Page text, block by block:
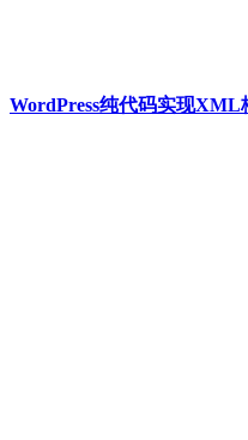
WordPress纯代码实现XML